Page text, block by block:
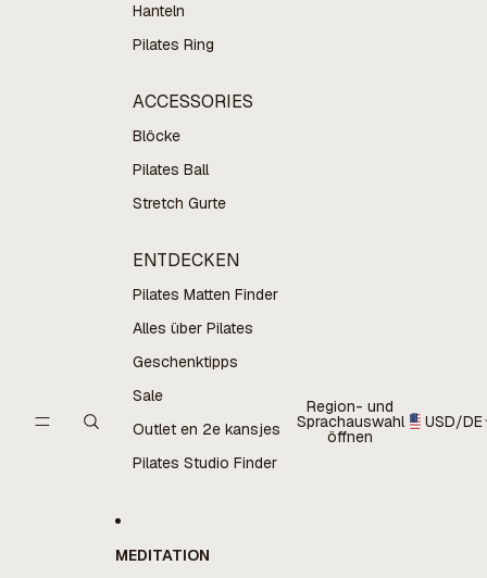
Hanteln
Pilates Ring
ACCESSORIES
Blöcke
Pilates Ball
Stretch Gurte
ENTDECKEN
Pilates Matten Finder
Alles über Pilates
Geschenktipps
Sale
Outlet en 2e kansjes
Pilates Studio Finder
MEDITATION
Region- und
Sprachauswahl
öffnen
USD/DE